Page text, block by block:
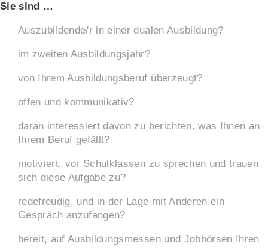
Sie sind …
Auszubildende/r in einer dualen Ausbildung?
im zweiten Ausbildungsjahr?
von Ihrem Ausbildungsberuf überzeugt?
offen und kommunikativ?
daran interessiert davon zu berichten, was Ihnen an
Ihrem Beruf gefällt?
motiviert, vor Schulklassen zu sprechen und trauen
sich diese Aufgabe zu?
redefreudig, und in der Lage mit Anderen ein
Gespräch anzufangen?
bereit, auf Ausbildungsmessen und Jobbörsen Ihren